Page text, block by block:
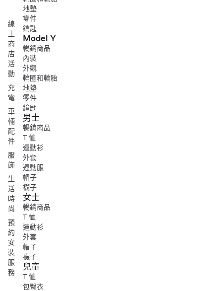
線
上
商
店
活
動
充
電
車
輛
配
件
服
飾
生
活
時
尚
預
約
安
裝
服
務
地墊
零件
鑰匙
Model Y
暢銷商品
內裝
外觀
輪圈和輪胎
地墊
零件
鑰匙
男士
暢銷商品
T 恤
運動衫
外套
運動服
帽子
襪子
女士
暢銷商品
T 恤
運動衫
外套
帽子
襪子
兒童
T 恤
包臀衣